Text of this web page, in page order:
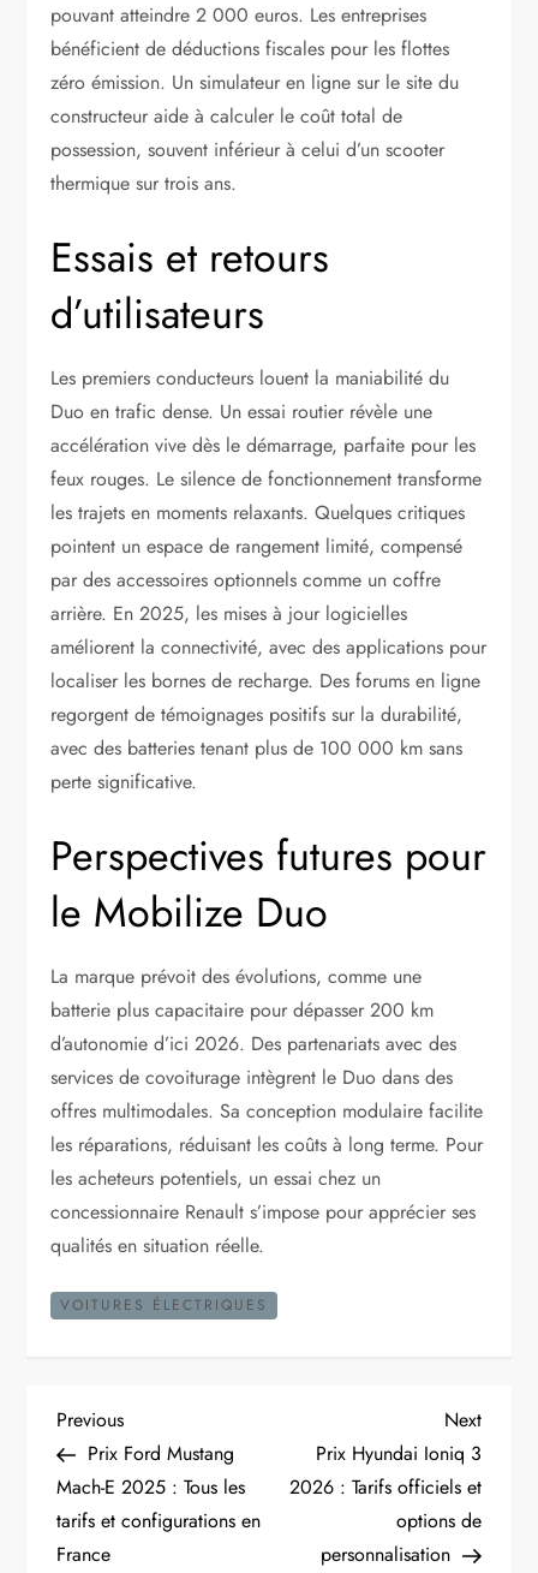
pouvant atteindre 2 000 euros. Les entreprises
bénéficient de déductions fiscales pour les flottes
zéro émission. Un simulateur en ligne sur le site du
constructeur aide à calculer le coût total de
possession, souvent inférieur à celui d’un scooter
thermique sur trois ans.
Essais et retours
d’utilisateurs
Les premiers conducteurs louent la maniabilité du
Duo en trafic dense. Un essai routier révèle une
accélération vive dès le démarrage, parfaite pour les
feux rouges. Le silence de fonctionnement transforme
les trajets en moments relaxants. Quelques critiques
pointent un espace de rangement limité, compensé
par des accessoires optionnels comme un coffre
arrière. En 2025, les mises à jour logicielles
améliorent la connectivité, avec des applications pour
localiser les bornes de recharge. Des forums en ligne
regorgent de témoignages positifs sur la durabilité,
avec des batteries tenant plus de 100 000 km sans
perte significative.
Perspectives futures pour
le Mobilize Duo
La marque prévoit des évolutions, comme une
batterie plus capacitaire pour dépasser 200 km
d’autonomie d’ici 2026. Des partenariats avec des
services de covoiturage intègrent le Duo dans des
offres multimodales. Sa conception modulaire facilite
les réparations, réduisant les coûts à long terme. Pour
les acheteurs potentiels, un essai chez un
concessionnaire Renault s’impose pour apprécier ses
qualités en situation réelle.
VOITURES ÉLECTRIQUES
N
a
v
Previous
Post
Previous
Prix Ford Mustang
Mach-E 2025 : Tous les
tarifs et configurations en
France
Next
Post
Next
Prix Hyundai Ioniq 3
2026 : Tarifs officiels et
options de
personnalisation